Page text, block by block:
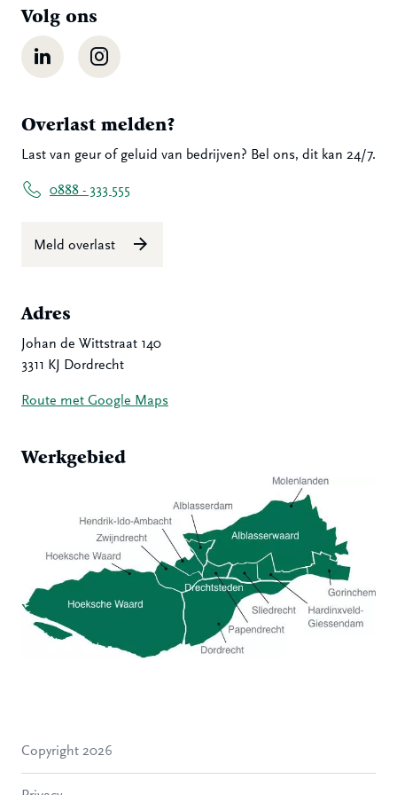
Volg ons
LinkedIn Instagram
Overlast melden?
Last van geur of geluid van bedrijven? Bel ons, dit kan 24/7.
0888 - 333 555
Meld overlast
Adres
Johan de Wittstraat 140
3311 KJ Dordrecht
Route met Google Maps
Werkgebied
Molenlanden
Copyright 2026